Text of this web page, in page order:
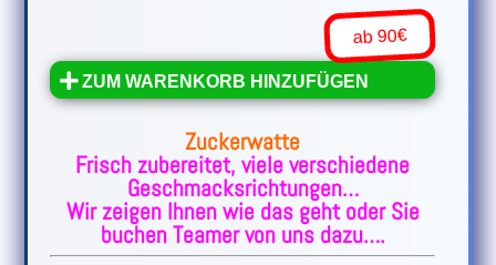
ab 90€
ZUM WARENKORB HINZUFÜGEN
Zuckerwatte
Frisch zubereitet, viele verschiedene
Geschmacksrichtungen…
Wir zeigen Ihnen wie das geht oder Sie
buchen Teamer von uns dazu….